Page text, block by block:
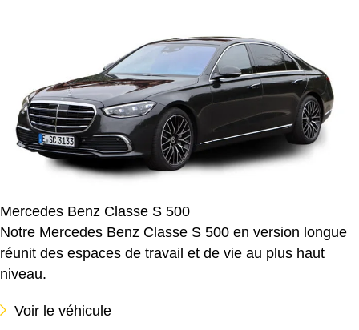
Mercedes Benz Classe S 500
Notre Mercedes Benz Classe S 500 en version longue
réunit des espaces de travail et de vie au plus haut
niveau.
Voir le véhicule